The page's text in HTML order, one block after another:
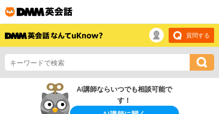
質問する
AI講師ならいつでも相談可能で
す！